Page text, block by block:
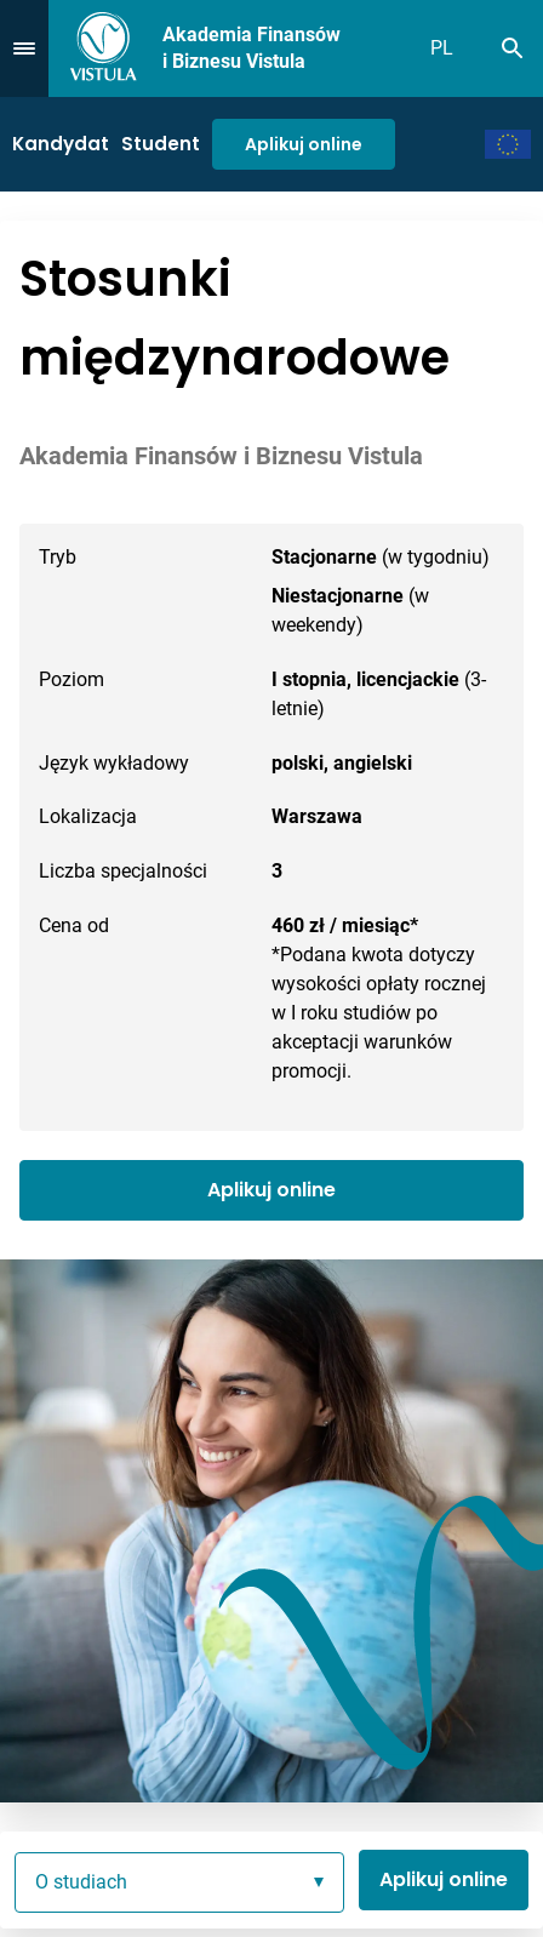
Przejdź do Menu
Akademia Finansów
i Biznesu Vistula
PL
Kandydat Student Aplikuj online
Stosunki
międzynarodowe
Akademia Finansów i Biznesu Vistula
Tryb Stacjonarne (w tygodniu)
Niestacjonarne (w
weekendy)
Poziom I stopnia, licencjackie (3-
letnie)
Język wykładowy polski, angielski
Lokalizacja Warszawa
Liczba specjalności 3
Cena od
460 zł / miesiąc*
*Podana kwota dotyczy
wysokości opłaty rocznej
w I roku studiów po
akceptacji warunków
promocji.
Aplikuj online
O studiach Aplikuj online